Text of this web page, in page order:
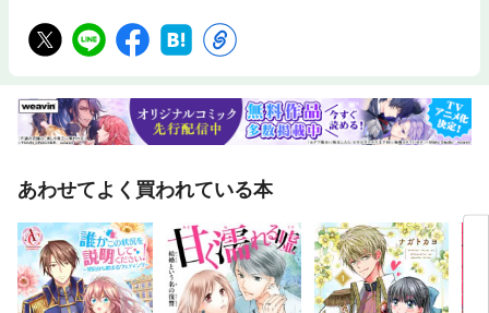
あわせてよく買われている本